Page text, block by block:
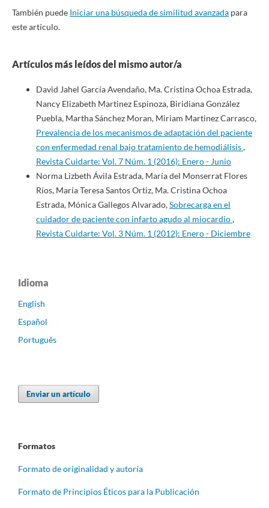
También puede Iniciar una búsqueda de similitud avanzadapara
este artículo.
Artículos más leídos del mismo autor/a
David Jahel García Avendaño, Ma. Cristina Ochoa Estrada,
Nancy Elizabeth Martinez Espinoza, Biridiana González
Puebla, Martha Sánchez Moran, Miriam Martinez Carrasco,
Prevalencia de los mecanismos de adaptación del paciente
con enfermedad renal bajo tratamiento de hemodiálisis,
Revista Cuidarte: Vol. 7 Núm. 1 (2016): Enero - Junio
Norma Lizbeth Ávila Estrada, María del Monserrat Flores
Ríos, María Teresa Santos Ortiz, Ma. Cristina Ochoa
Estrada, Mónica Gallegos Alvarado,Sobrecarga en el
cuidador de paciente con infarto agudo al miocardio,
Revista Cuidarte: Vol. 3 Núm. 1 (2012): Enero - Diciembre
Idioma
English
Español
Português
Enviar un artículo
Formatos
Formato de originalidad y autoría
Formato de Principios Éticos para la Publicación